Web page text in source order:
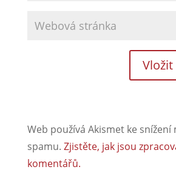
Web používá Akismet ke snížení
spamu. Zjistěte, jak jsou
komentářů.